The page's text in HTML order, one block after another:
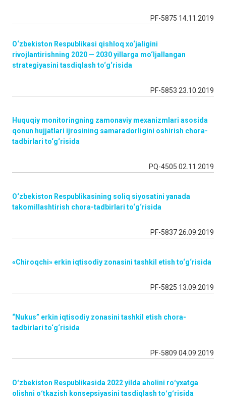
PF-5875 14.11.2019
O‘zbekiston Respublikasi qishloq xo‘jaligini
rivojlantirishning 2020 — 2030 yillarga mo‘ljallangan
strategiyasini tasdiqlash to‘g‘risida
PF-5853 23.10.2019
Huquqiy monitoringning zamonaviy mexanizmlari asosida
qonun hujjatlari ijrosining samaradorligini oshirish chora-
tadbirlari to‘g‘risida
PQ-4505 02.11.2019
O‘zbekiston Respublikasining soliq siyosatini yanada
takomillashtirish chora-tadbirlari to‘g‘risida
PF-5837 26.09.2019
«Chiroqchi» erkin iqtisodiy zonasini tashkil etish to‘g‘risida
PF-5825 13.09.2019
“Nukus” erkin iqtisodiy zonasini tashkil etish chora-
tadbirlari to‘g‘risida
PF-5809 04.09.2019
Oʻzbekiston Respublikasida 2022 yilda aholini roʻyxatga
olishni oʻtkazish konsepsiyasini tasdiqlash toʻgʻrisida